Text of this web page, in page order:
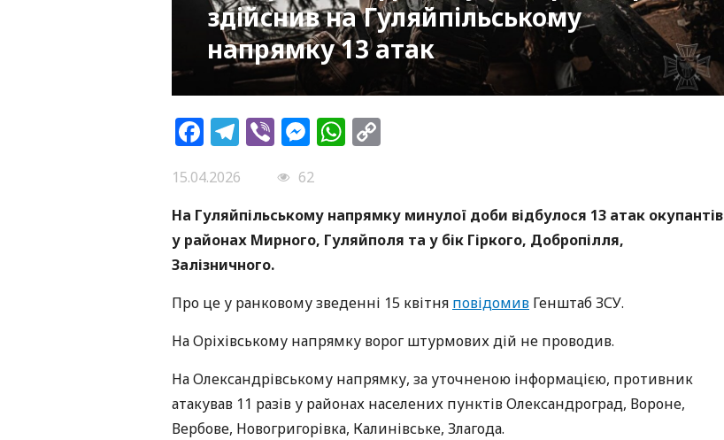
здійснив на Гуляйпільському
напрямку 13 атак
Facebook
Telegram
ViberMessenger
WhatsApp
15.04.2026
62
На Гуляйпільському напрямку минулої доби відбулося 13 атак окупантів
у районах Мирного, Гуляйполя та у бік Гіркого, Добропілля,
Залізничного.
Про це у ранковому зведенні 15 квітня повідомив Генштаб ЗСУ.
На Оріхівському напрямку ворог штурмових дій не проводив.
На Олександрівському напрямку, за уточненою інформацією, противник
атакував 11 разів у районах населених пунктів Олександроград, Вороне,
Вербове, Новогригорівка, Калинівське, Злагода.